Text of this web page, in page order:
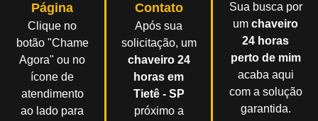
Página
Clique no
botão "Chame
Agora" ou no
ícone de
atendimento
ao lado para
Contato
Após sua
solicitação, um
chaveiro 24
horas em
Tietê - SP
próximo a
Sua busca por
umchaveiro
24 horas
perto de mim
acaba aqui
com a solução
garantida.